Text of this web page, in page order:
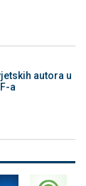
autora u
a